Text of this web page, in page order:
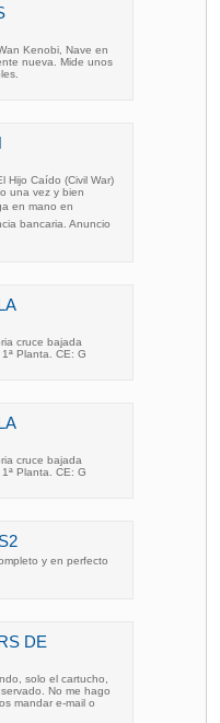
Kenobi, Nave en
nueva. Mide unos
Hijo Caído (Civil War)
una vez y bien
en mano en
bancaria. Anuncio
cruce bajada
Planta. CE: G
cruce bajada
Planta. CE: G
y en perfecto
DE
solo el cartucho,
No me hago
mandar e-mail o